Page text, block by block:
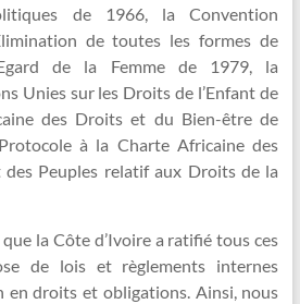
de 1966, la Convention
de toutes les formes de
de la Femme de 1979, la
Unies sur les Droits de l’Enfant de
des Droits et du Bien-être de
à la Charte Africaine des
des Peuples relatif aux Droits de la
la Côte d’Ivoire a ratifié tous ces
de lois et règlements internes
en droits et obligations. Ainsi, nous